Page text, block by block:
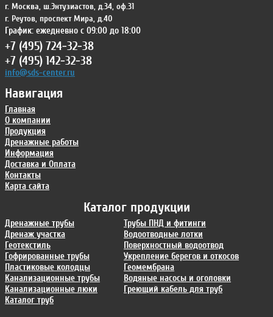
Каталог продукции
Дренажные трубы
Дренаж участка
Геотекстиль
Гофрированные трубы
Пластиковые колодцы
Канализационные трубы
Канализационные люки
Каталог труб
Трубы ПНД и фитинги
Водоотводные лотки
Поверхностный водоотвод
Укрепление берегов и откосов
Геомембрана
Водяные насосы и оголовки
Греющий кабель для труб
Навигация
Главная
О компании
Продукция
Дренажные работы
Информация
Доставка и Оплата
Контакты
Карта сайта
г. Москва, ш.Энтузиастов, д.34, оф.31
г. Реутов, проспект Мира, д.40
График: ежедневно с 09:00 до 18:00
+7 (495) 724-32-38
+7 (495) 142-32-38
info@sds-center.ru